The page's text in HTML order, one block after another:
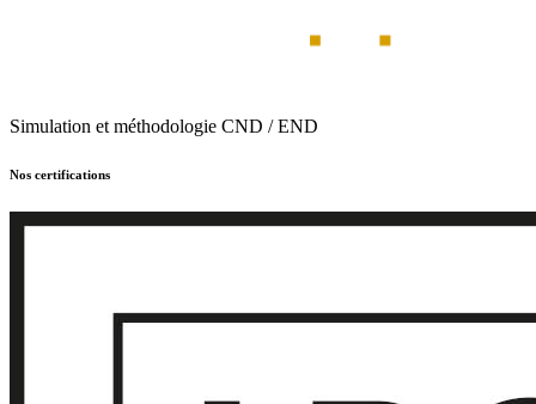
Simulation et méthodologie CND / END
Nos certifications